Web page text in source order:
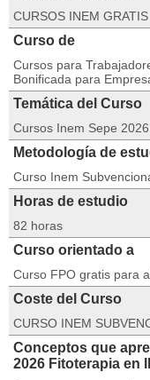
CURSOS INEM GRATIS
Curso de
Cursos para
Bonificada para
Temática del Curso
Cursos Inem Sepe
Metodología de
Curso Inem
Horas de estudio
82 horas
Curso orientado a
Curso FPO gratis para
Coste del Curso
CURSO INEM
Conceptos que
2026 Fitoterapia en